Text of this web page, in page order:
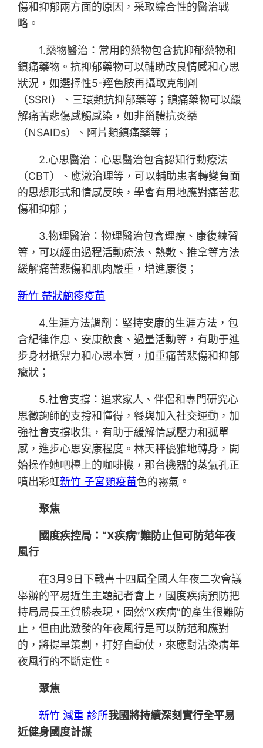
傷和抑郁兩方面的原因，采取綜合性的醫治戰
略。
1.藥物醫治：常用的藥物包含抗抑郁藥物和
鎮痛藥物。抗抑郁藥物可以輔助改良情感和心思
狀況，如選擇性5-羥色胺再攝取克制劑
（SSRI）、三環類抗抑郁藥等；鎮痛藥物可以緩
解痛苦悲傷感觸感染，如非甾體抗炎藥
（NSAIDs）、阿片類鎮痛藥等；
2.心思醫治：心思醫治包含認知行動療法
（CBT）、應激治理等，可以輔助患者轉變負面
的思想形式和情感反映，學會有用地應對痛苦悲
傷和抑郁；
3.物理醫治：物理醫治包含理療、康復練習
等，可以經由過程活動療法、熱敷、推拿等方法
緩解痛苦悲傷和肌肉嚴重，增進康復；
新竹 帶狀皰疹疫苗
4.生涯方法調劑：堅持安康的生涯方法，包
含紀律作息、安康飲食、過量活動等，有助于進
步身材抵禦力和心思本質，加重痛苦悲傷和抑郁
癥狀；
5.社會支撐：追求家人、伴侶和專門研究心
思徵詢師的支撐和懂得，餐與加入社交運動，加
強社會支撐收集，有助于緩解情感壓力和孤單
感，進步心思安康程度。林天秤優雅地轉身，開
始操作她吧檯上的咖啡機，那台機器的蒸氣孔正
噴出彩虹新竹 子宮頸疫苗色的霧氣。
聚焦
國度疾控局：“X疾病”難防止但可防范年夜
風行
在3月9日下戰書十四屆全國人年夜二次會議
舉辦的平易近生主題記者會上，國度疾病預防把
持局局長王賀勝表現，固然“X疾病”的產生很難防
止，但由此激發的年夜風行是可以防范和應對
的，將提早策劃，打好自動仗，來應對沾染病年
夜風行的不斷定性。
聚焦
新竹 減重 診所我國將持續深刻實行全平易
近健身國度計謀